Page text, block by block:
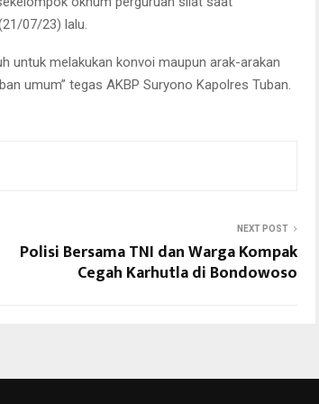
07/23) lalu.
untuk melakukan konvoi maupun arak-arakan
umum” tegas AKBP Suryono Kapolres Tuban.
NEXT POST
Polisi Bersama TNI dan Warga Kompak
Cegah Karhutla di Bondowoso